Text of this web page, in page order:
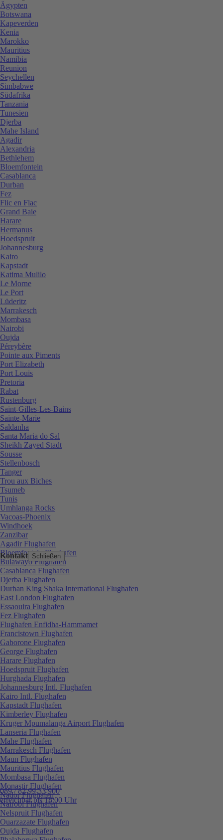
Kontakt Schließen
089 / 82 99 33 900
erreichbar bis 18:00 Uhr
Ägypten
Botswana
Kapeverden
Kenia
Marokko
Mauritius
Namibia
Reunion
Seychellen
Simbabwe
Südafrika
Tanzania
Tunesien
Djerba
Mahe Island
Agadir
Alexandria
Bethlehem
Bloemfontein
Casablanca
Durban
Fez
Flic en Flac
Grand Baie
Harare
Hermanus
Hoedspruit
Johannesburg
Kairo
Kapstadt
Katima Mulilo
Le Morne
Le Port
Lüderitz
Marrakesch
Mombasa
Nairobi
Oujda
Péreybère
Pointe aux Piments
Port Elizabeth
Port Louis
Pretoria
Rabat
Rustenburg
Saint-Gilles-Les-Bains
Sainte-Marie
Saldanha
Santa Maria do Sal
Sheikh Zayed Stadt
Sousse
Stellenbosch
Tanger
Trou aux Biches
Tsumeb
Tunis
Umhlanga Rocks
Vacoas-Phoenix
Windhoek
Zanzibar
Agadir Flughafen
Bloemfontein Flughafen
Bulawayo Flughafen
Casablanca Flughafen
Djerba Flughafen
Durban King Shaka International Flughafen
East London Flughafen
Essaouira Flughafen
Fez Flughafen
Flughafen Enfidha-Hammamet
Francistown Flughafen
Gaborone Flughafen
George Flughafen
Harare Flughafen
Hoedspruit Flughafen
Hurghada Flughafen
Johannesburg Intl. Flughafen
Kairo Intl. Flughafen
Kapstadt Flughafen
Kimberley Flughafen
Kruger Mpumalanga Airport Flughafen
Lanseria Flughafen
Mahe Flughafen
Marrakesch Flughafen
Maun Flughafen
Mauritius Flughafen
Mombasa Flughafen
Monastir Flughafen
Nador Flughafen
Nairobi Flughafen
Nelspruit Flughafen
Ouarzazate Flughafen
Oujda Flughafen